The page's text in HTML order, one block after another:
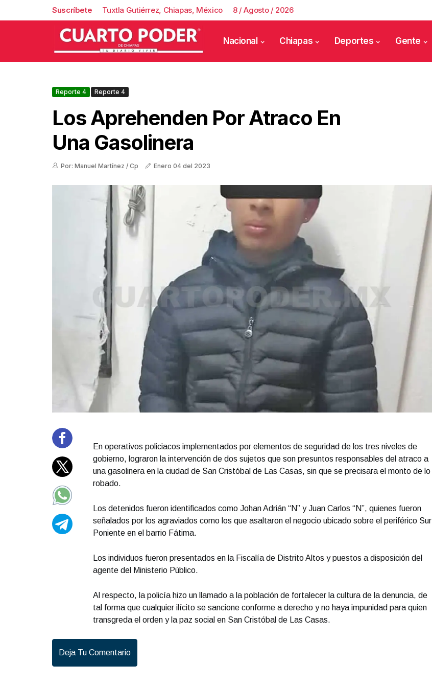
Suscríbete Tuxtla Gutiérrez, Chiapas, México 8 / Agosto / 2026
Nacional Chiapas Deportes Gente
Reporte 4 Reporte 4
Los Aprehenden Por Atraco En
Una Gasolinera
Por: Manuel Martínez / Cp Enero 04 del 2023
En operativos policiacos implementados por elementos de seguridad de los tres niveles de
gobierno, lograron la intervención de dos sujetos que son presuntos responsables del atraco a
una gasolinera en la ciudad de San Cristóbal de Las Casas, sin que se precisara el monto de lo
robado.
Los detenidos fueron identificados como Johan Adrián “N” y Juan Carlos “N”, quienes fueron
señalados por los agraviados como los que asaltaron el negocio ubicado sobre el periférico Sur
Poniente en el barrio Fátima.
Los individuos fueron presentados en la Fiscalía de Distrito Altos y puestos a disposición del
agente del Ministerio Público.
Al respecto, la policía hizo un llamado a la población de fortalecer la cultura de la denuncia, de
tal forma que cualquier ilícito se sancione conforme a derecho y no haya impunidad para quien
transgreda el orden y la paz social en San Cristóbal de Las Casas.
Deja Tu Comentario
Portada Octubre 04